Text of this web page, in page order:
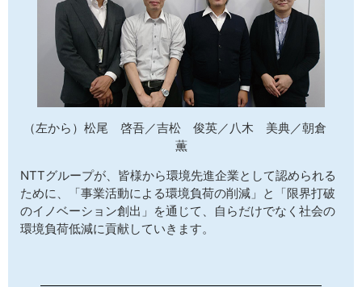
（左から）松尾 啓吾／吉松 俊英／八木 美典／朝倉
薫
NTTグループが、皆様から環境先進企業として認められる
ために、「事業活動による環境負荷の削減」と「限界打破
のイノベーション創出」を通じて、自らだけでなく社会の
環境負荷低減に貢献していきます。